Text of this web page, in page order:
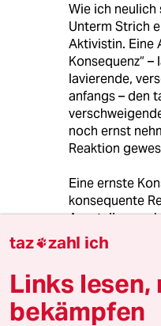
Wie ich neulich
Unterm Strich
Aktivistin. Eine
Konsequenz“
lavierende,
anfangs – den
noch ernst
Reaktion
Eine ernste
konsequente
Ausstellung
eröffnen und
beschädigten
zusätzlichen
und natürlich
taz zahl ich
Links lesen,
bekämpfen